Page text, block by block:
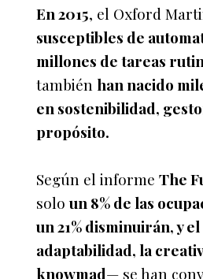
En 2015, el Oxford
susceptibles de
millones de tareas
también han nacido
en sostenibilidad,
propósito.
Según el informe The
solo un 8% de las
un 21% disminuirán, y
adaptabilidad, la
knowmad— se han